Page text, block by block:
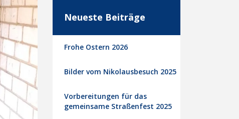
Neueste Beiträge
Frohe Ostern 2026
Bilder vom Nikolausbesuch 2025
Vorbereitungen für das
gemeinsame Straßenfest 2025